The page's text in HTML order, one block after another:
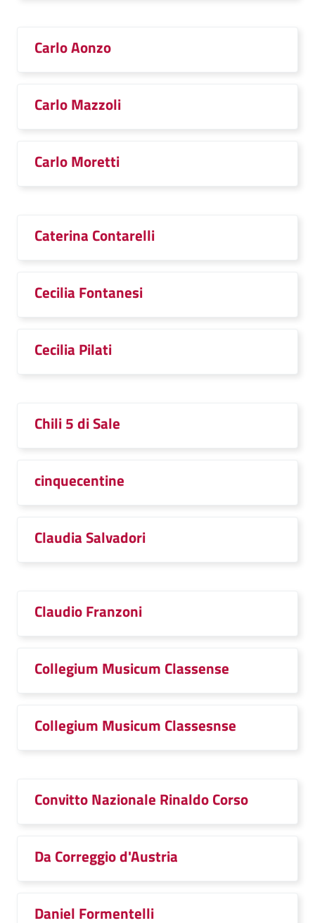
Carlo Aonzo
Carlo Mazzoli
Carlo Moretti
Caterina Contarelli
Cecilia Fontanesi
Cecilia Pilati
Chili 5 di Sale
cinquecentine
Claudia Salvadori
Claudio Franzoni
Collegium Musicum Classense
Collegium Musicum Classesnse
Convitto Nazionale Rinaldo Corso
Da Correggio d'Austria
Daniel Formentelli